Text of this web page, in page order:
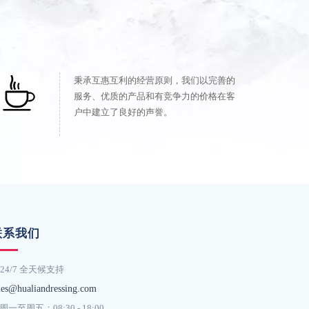
秉承互惠互利的经营​​原则，我们以完善的
服务、优质的产品和有竞争力的价格在客
户中建立了良好的声誉。
系我们
24/7 全天候支持